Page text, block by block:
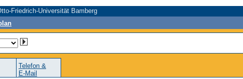
Friedrich-Universität Bamberg
Telefon &
E-Mail